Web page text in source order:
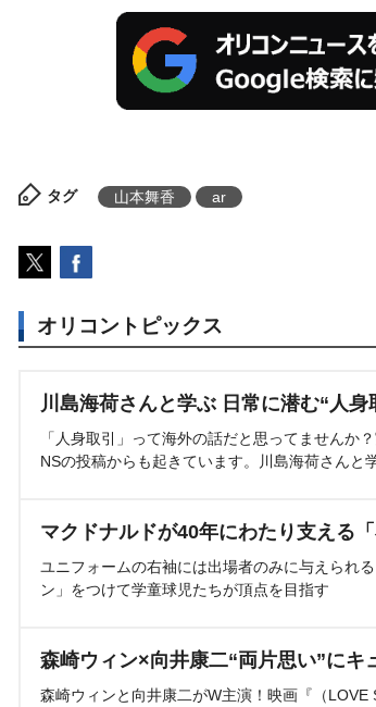
タグ 山本舞香 ar
オリコントピックス
川島海荷さんと学ぶ 日常に潜む“人身
「人身取引」って海外の話だと思ってませんか
NSの投稿からも起きています。川島海荷さんと
マクドナルドが40年にわたり支える「
ユニフォームの右袖には出場者のみに与えられ
ン」をつけて学童球児たちが頂点を目指す
森崎ウィン×向井康二“両片思い”にキ
森崎ウィンと向井康二がW主演！映画『（LOVE